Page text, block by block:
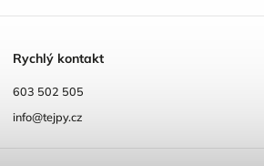
Rychlý kontakt
603 502 505
info@tejpy.cz